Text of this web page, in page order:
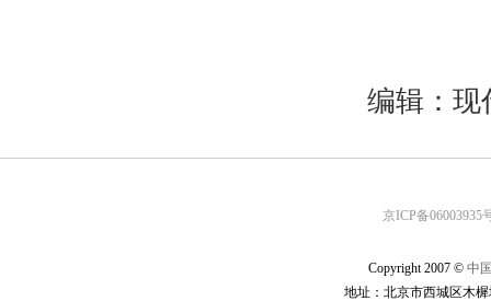
编辑：
京ICP备06003935
Copyright 2007 © 中
地址：北京市西城区木